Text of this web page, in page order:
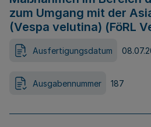
zum Umgang mit der
(Vespa velutina) (FöRL
Ausfertigungsdatum
Ausgabennummer 187